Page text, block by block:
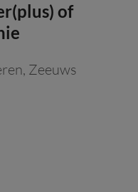
of
, Zeeuws